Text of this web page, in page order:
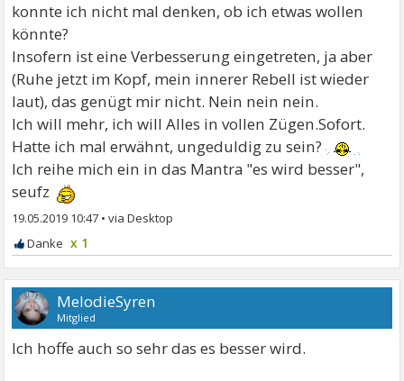
konnte ich nicht mal denken, ob ich etwas wollen
könnte?
Insofern ist eine Verbesserung eingetreten, ja aber
(Ruhe jetzt im Kopf, mein innerer Rebell ist wieder
laut), das genügt mir nicht. Nein nein nein.
Ich will mehr, ich will Alles in vollen Zügen.Sofort.
Hatte ich mal erwähnt, ungeduldig zu sein?
Ich reihe mich ein in das Mantra "es wird besser",
seufz
19.05.2019 10:47 •
x 1
MelodieSyren
Mitglied
Ich hoffe auch so sehr das es besser wird.